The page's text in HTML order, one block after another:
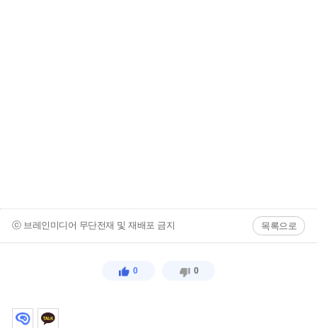
ⓒ 브레인미디어 무단전재 및 재배포 금지 목록으로
0 0